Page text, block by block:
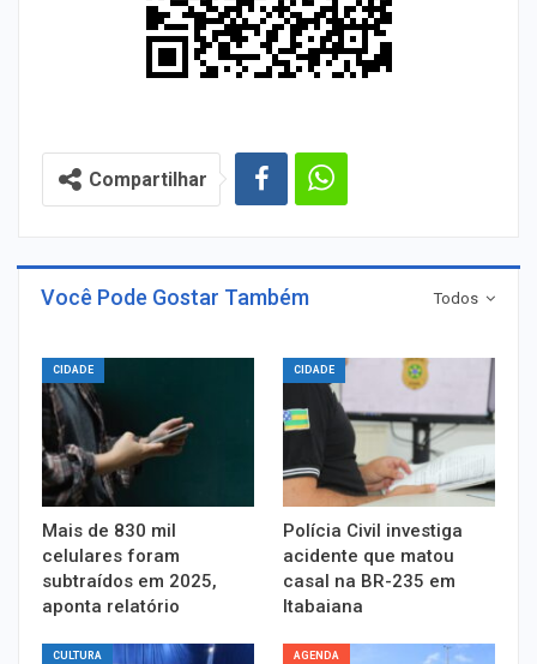
Compartilhar
Todos
Você Pode Gostar Também
CIDADE
Mais de 830 mil
celulares foram
subtraídos em 2025,
aponta relatório
CIDADE
Polícia Civil investiga
acidente que matou
casal na BR-235 em
Itabaiana
CULTURA AGENDA